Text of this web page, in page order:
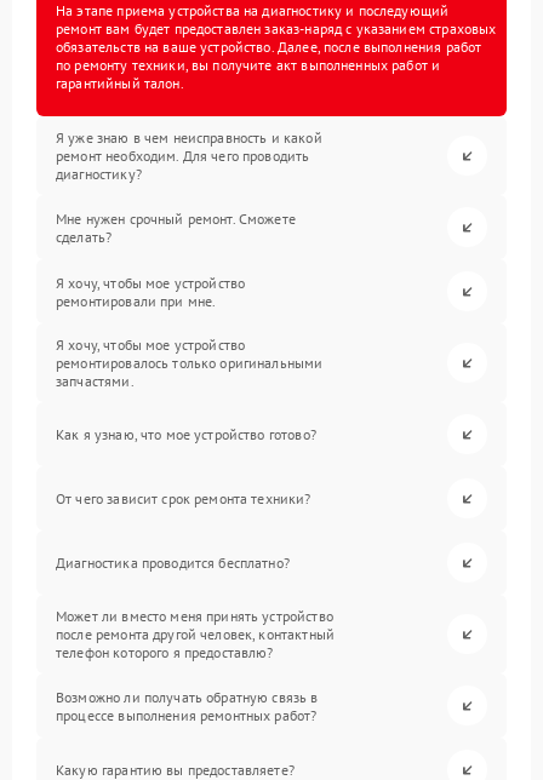
На этапе приема устройства на диагностику и последующий
ремонт вам будет предоставлен заказ-наряд с указанием страховых
обязательств на ваше устройство. Далее, после выполнения работ
по ремонту техники, вы получите акт выполненных работ и
гарантийный талон.
Я уже знаю в чем неисправность и какой
ремонт необходим. Для чего проводить
диагностику?
Мне нужен срочный ремонт. Сможете
сделать?
Я хочу, чтобы мое устройство
ремонтировали при мне.
Я хочу, чтобы мое устройство
ремонтировалось только оригинальными
запчастями.
Как я узнаю, что мое устройство готово?
От чего зависит срок ремонта техники?
Диагностика проводится бесплатно?
Может ли вместо меня принять устройство
после ремонта другой человек, контактный
телефон которого я предоставлю?
Возможно ли получать обратную связь в
процессе выполнения ремонтных работ?
Какую гарантию вы предоставляете?